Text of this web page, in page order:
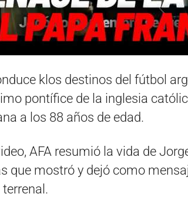
klos destinos del fútbol
pontífice de la inglesia
a los 88 años de edad.
AFA resumió la vida de
que mostró y dejó como